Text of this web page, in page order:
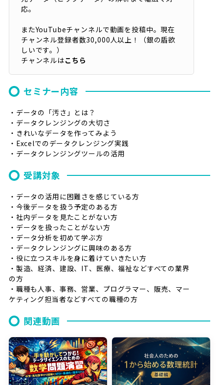
応。
またYouTubeチャンネルで動画を投稿中。現在
チャンネル登録者数30,000人以上！（銀の盾欲
しいです。）
チャンネルはこちら
セミナー内容
・データの「汚さ」とは？
・データクレンジングの大切さ
・きれいなデータを作ってみよう
・Excelでのデータクレンジング実践
・データクレンジングツールの活用
受講対象
・データの活用に困難さを感じている方
・今後データを扱う予定のある方
・社内データを見たことがない方
・データを扱ったことがない方
・データ分析を初めて学ぶ方
・データクレンジングに興味のある方
・役に立つスキルを身に着けていきたい方
・製造、経済、建設、IT、医療、福祉などすべての業界
の方
・職種も人事、事務、営業、プログラマー、販売、マー
ケティング担当者などすべての職種の方
関連動画